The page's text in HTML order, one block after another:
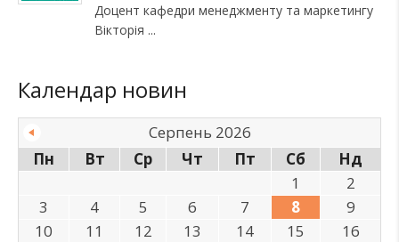
Доцент кафедри менеджменту та маркетингу
Вікторія
Календар новин
Серпень 2026
Пн
Вт Ср Чт Пт Сб
Нд
1
2
3
4 5 6 7 8
9
10
11 12 13 14 15
16